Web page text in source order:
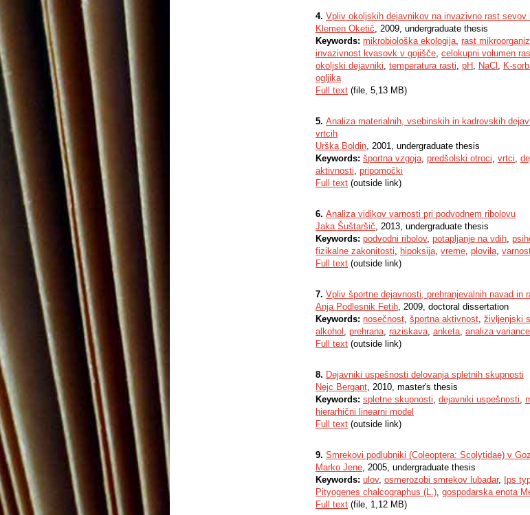
4. Vpliv okoljskih dejavnikov na invazivno rast
Klemen Oketič, 2009, undergraduate thesis
Keywords: mikrobiološka ekologija, rast
invazivnost kvasovk v gojišče, celokupni volumen
okoljski dejavniki, temperatura rasti, pH , NaCl , K-
ogljika
Full text (file, 5,13 MB)
5. Analiza materialnih, vsebinskih in kadrovskih
vrtcih
Urška Boldin, 2001, undergraduate thesis
Keywords: športna vzgoja, predšolski otroci, vrtci,
aktivnosti, pripomočki
Full text (outside link)
6. Analiza vidikov varnosti pri podvodnem ribolovu
Jaka Šuštaršič, 2013, undergraduate thesis
Keywords: podvodni ribolov, potapljanje na vdih,
fizikalne zakonitosti, hipoksija, vreme, plovila,
Full text (outside link)
7. Vpliv športne dejavnosti, prehranjevalnih navad in
Anja Podlesnik Fetih, 2009, doctoral dissertation
Keywords: nosečnost, športna aktivnost, življenjski
alkohol , prehrana, raziskava, anketa, analiza variance
Full text (outside link)
8. Dejavniki uspešnosti delovanja spletnih skupnosti
Nejc Bergant, 2010, master's thesis
Keywords: spletne skupnosti, dejavniki uspešnosti,
hierarhični linearni model
Full text (outside link)
9. Smrekovi podlubniki (Coleoptera: Scolytidae) v
Marko Jene, 2005, undergraduate thesis
Keywords: ulov, osmerozobi smrekov lubadar, Ips
Pityogenes chalcographus (L.), gospodarska enota
Full text (file, 1,12 MB)